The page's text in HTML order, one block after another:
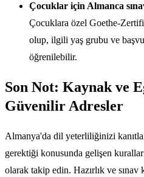
Çocuklar için Almanca
Çocuklara özel Goethe-
olup, ilgili yaş grubu ve
öğrenilebilir.
Son Not: Kaynak ve
Güvenilir Adresler
Almanya'da dil yeterliliğinizi
gerektiği konusunda gelişen
olarak takip edin. Hazırlık ve